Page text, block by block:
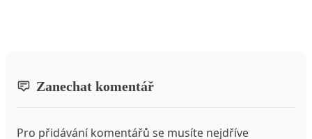
Zanechat komentář
Pro přidávání komentářů se musíte nejdříve